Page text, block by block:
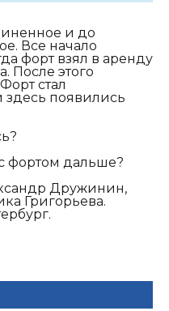
и до
Все начало
форт взял в аренду
После этого
стал
появились
фортом дальше?
Дружинин,
Григорьева.